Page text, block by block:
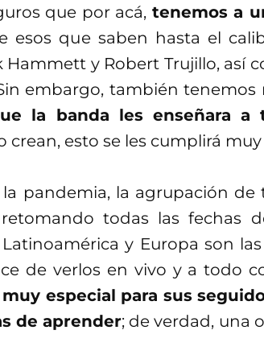
que por acá, tenemos a
esos que saben hasta el
Hammett y Robert Trujillo, así
embargo, también tenemos
la banda les enseñara a
crean, esto se les cumplirá
la pandemia, la agrupación
todas las fechas
Latinoamérica y Europa son
de verlos en vivo y a todo
especial para sus
de aprender; de verdad, una